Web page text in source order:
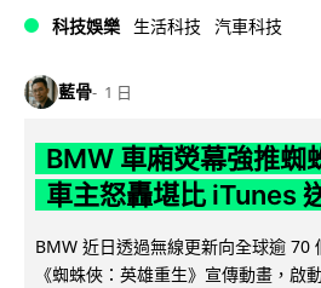
科技娛樂 生活科技 汽車科技
藍骨 1 日
BMW 車廂熒幕強推
車主怒轟堪比 iTunes
BMW 近日透過無線更新向全球逾 70
《蜘蛛俠：英雄重生》宣傳動畫，啟